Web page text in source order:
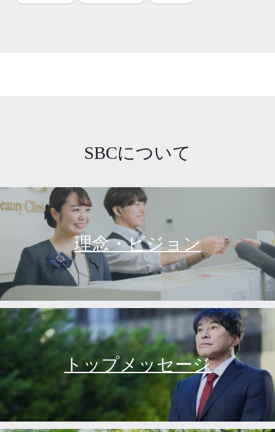
SBCについて
理念・ビジョン
トップメッセージ